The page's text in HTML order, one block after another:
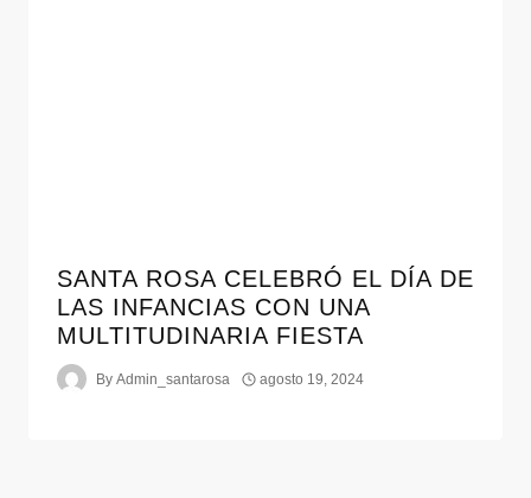
SANTA ROSA CELEBRÓ EL DÍA DE
LAS INFANCIAS CON UNA
MULTITUDINARIA FIESTA
By Admin_santarosa agosto 19, 2024